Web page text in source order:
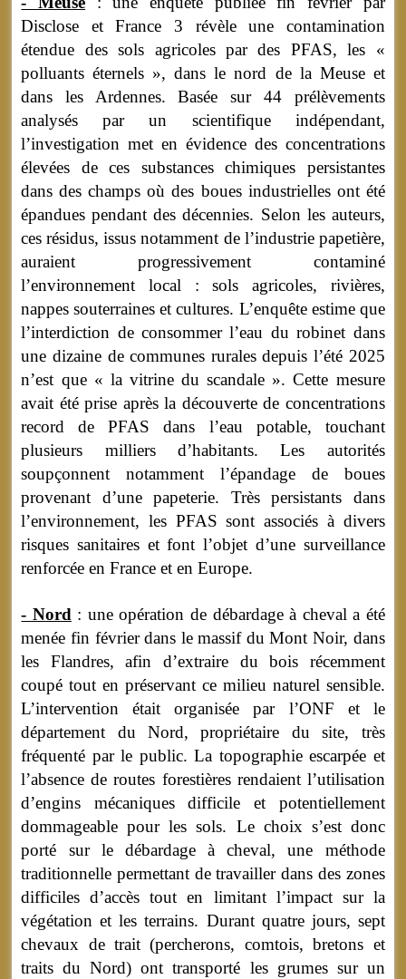
Disclose et France 3 révèle une contamination
étendue des sols agricoles par des PFAS, les «
polluants éternels », dans le nord de la Meuse et
dans les Ardennes. Basée sur 44 prélèvements
analysés par un scientifique indépendant,
l’investigation met en évidence des concentrations
élevées de ces substances chimiques persistantes
dans des champs où des boues industrielles ont été
épandues pendant des décennies. Selon les auteurs,
ces résidus, issus notamment de l’industrie papetière,
auraient progressivement contaminé
l’environnement local : sols agricoles, rivières,
nappes souterraines et cultures. L’enquête estime que
l’interdiction de consommer l’eau du robinet dans
une dizaine de communes rurales depuis l’été 2025
n’est que « la vitrine du scandale ». Cette mesure
avait été prise après la découverte de concentrations
record de PFAS dans l’eau potable, touchant
plusieurs milliers d’habitants. Les autorités
soupçonnent notamment l’épandage de boues
provenant d’une papeterie. Très persistants dans
l’environnement, les PFAS sont associés à divers
risques sanitaires et font l’objet d’une surveillance
renforcée en France et en Europe.
- Nord: une opération de débardage à cheval a été
menée fin février dans le massif du Mont Noir, dans
les Flandres, afin d’extraire du bois récemment
coupé tout en préservant ce milieu naturel sensible.
L’intervention était organisée par l’ONF et le
département du Nord, propriétaire du site, très
fréquenté par le public. La topographie escarpée et
l’absence de routes forestières rendaient l’utilisation
d’engins mécaniques difficile et potentiellement
dommageable pour les sols. Le choix s’est donc
porté sur le débardage à cheval, une méthode
traditionnelle permettant de travailler dans des zones
difficiles d’accès tout en limitant l’impact sur la
végétation et les terrains. Durant quatre jours, sept
chevaux de trait (percherons, comtois, bretons et
traits du Nord) ont transporté les grumes sur un